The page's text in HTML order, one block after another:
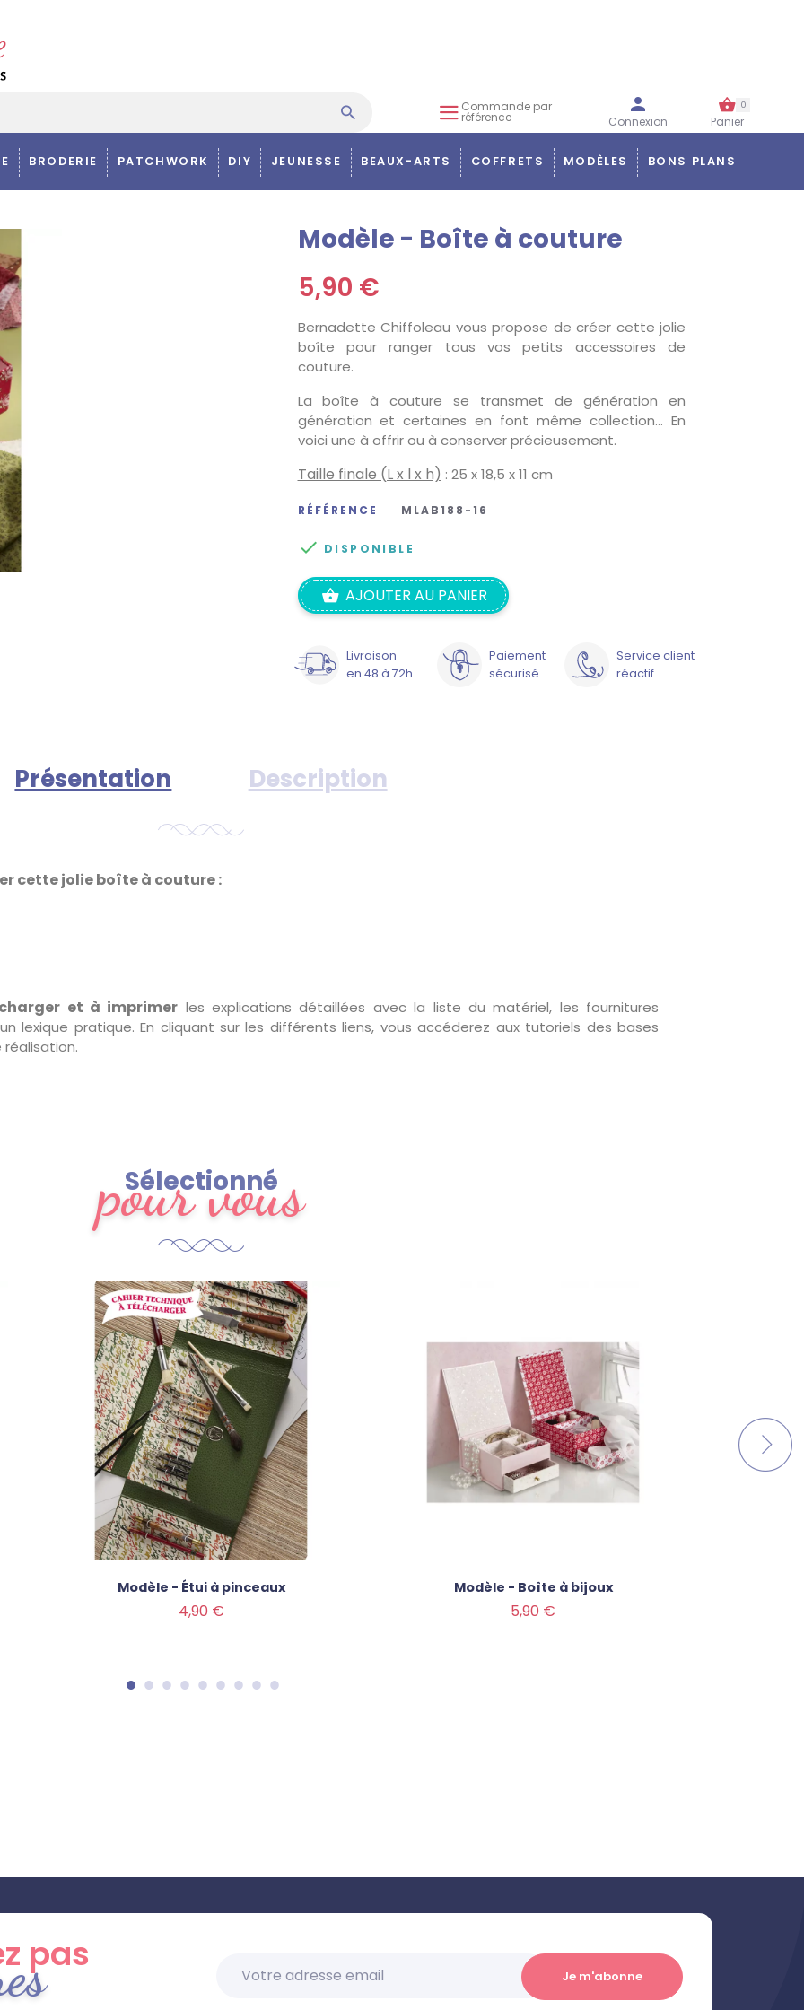
Commande par
référence Connexion Panier
0
BRODERIE PATCHWORK DIY JEUNESSE BEAUX-ARTS COFFRETS MODÈLES BONS PLANS
Modèle - Boîte à couture
5,90 €
Bernadette Chiffoleau vous propose de créer cette jolie
boîte pour ranger tous vos petits accessoires de
couture.
La boîte à couture se transmet de génération en
génération et certaines en font même collection… En
voici une à offrir ou à conserver précieusement.
Taille finale (L x l x h) : 25 x 18,5 x 11 cm
RÉFÉRENCE MLAB188-16
 DISPONIBLE
AJOUTER AU PANIER
Livraison
en 48 à 72h
Paiement
sécurisé
Service client
réactif
Présentation Description
cette jolie boîte à couture :
et à imprimer les explications détaillées avec la liste du matériel, les fournitures
lexique pratique. En cliquant sur les différents liens, vous accéderez aux tutoriels des bases
Sélectionné
pour vous
Modèle - Étui à pinceaux
4,90 €
Modèle - Boîte à bijoux
5,90 €
pas